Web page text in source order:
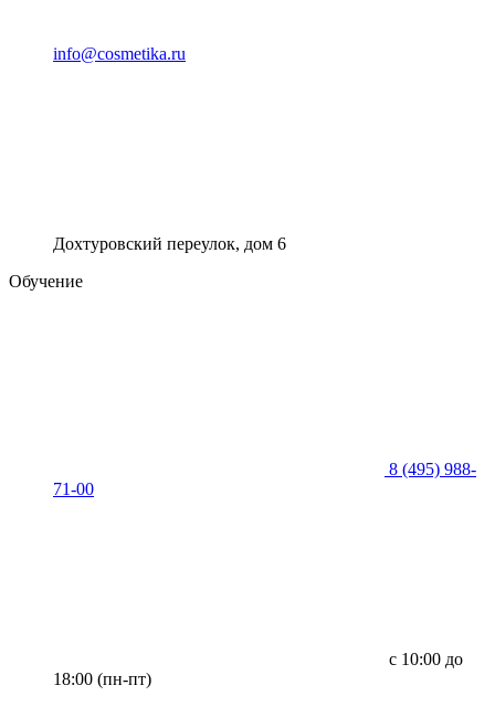
info@cosmetika.ru
Дохтуровский переулок, дом 6
Обучение
8 (495) 988-
71-00
с 10:00 до
18:00 (пн-пт)